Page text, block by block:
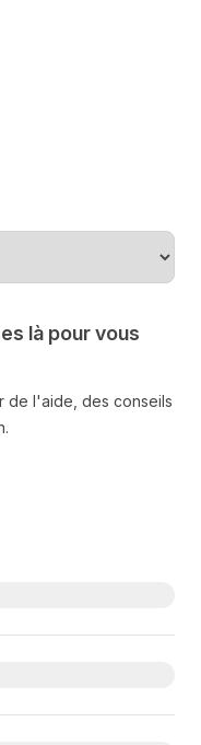
là pour vous
de l'aide, des conseils